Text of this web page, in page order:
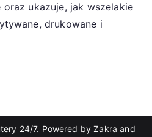
ukazuje, jak wszelakie
drukowane i
24/7. Powered byZakra and